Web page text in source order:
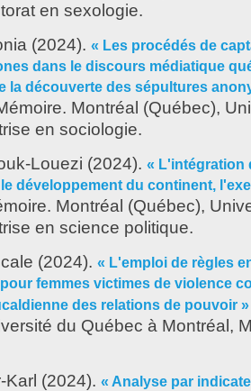
en sexologie.
(2024). « Les procédés de
dans le discours médiatique
la découverte des sépultures
Montréal (Québec),
en sociologie.
Louezi (2024). « L'intégration
développement du continent,
Montréal (Québec),
en science politique.
(2024). « L'emploi de règles
femmes victimes de violence
des relations de pouvoir »
du Québec à Montréal,
(2024). « Analyse par